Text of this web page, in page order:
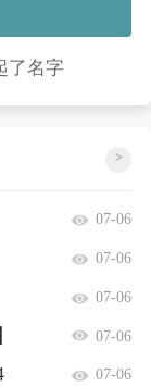
了名字
>
07-06
07-06
07-06
07-06
07-06